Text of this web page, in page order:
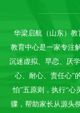
华梁启航（山东）教
教育中心是一家专注
沉迷虚拟、早恋、厌
心、耐心、责任心”
怕”五原则，执行“心
骤，帮助家长从源头